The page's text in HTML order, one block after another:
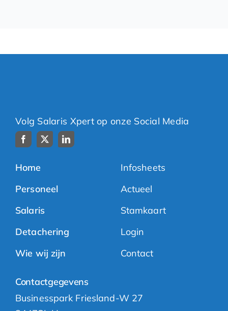
Volg Salaris Xpert op onze Social Media
Home
Personeel
Salaris
Detachering
Wie wij zijn
Infosheets
Actueel
Stamkaart
Login
Contact
Contactgegevens
Businesspark Friesland-W 27